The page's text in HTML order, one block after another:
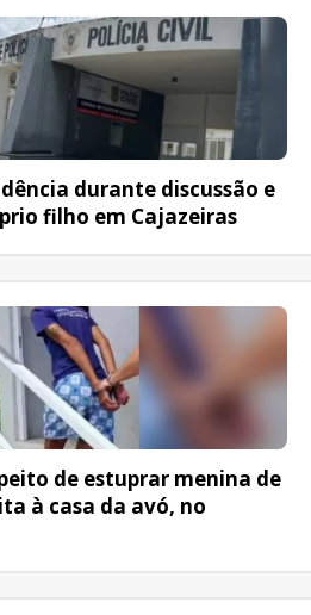
durante discussão e
filho em Cajazeiras
de estuprar menina de
à casa da avó, no